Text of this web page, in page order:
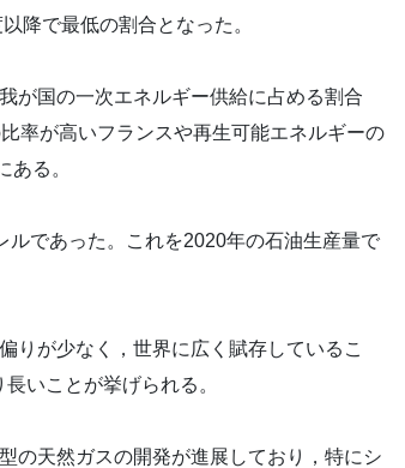
降で最低の割合となった。
が国の一次エネルギー供給に占める割合
率が高いフランスや再生可能エネルギーの
る。
であった。これを2020年の石油生産量で
りが少なく，世界に広く賦存しているこ
いことが挙げられる。
の天然ガスの開発が進展しており，特にシ